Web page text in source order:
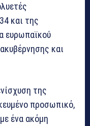
και της
ευρωπαϊκού
και
της
προσωπικό,
ένα ακόμη